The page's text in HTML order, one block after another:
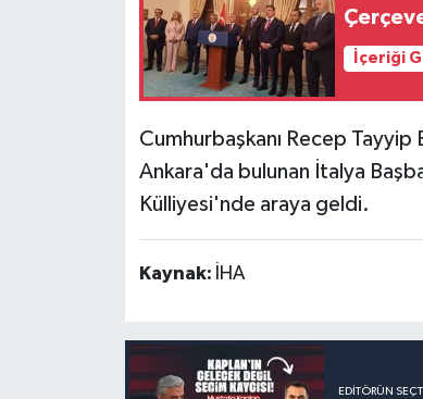
İçeriği
Cumhurbaşkanı Recep
Ankara'da bulunan İtalya
Külliyesi'nde araya geldi.
Kaynak: İHA
EDITÖRÜN